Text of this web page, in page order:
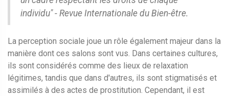
individu" - Revue Internationale du Bien-être.
La perception sociale joue un rôle également majeur dans la
manière dont ces salons sont vus. Dans certaines cultures,
ils sont considérés comme des lieux de relaxation
légitimes, tandis que dans d'autres, ils sont stigmatisés et
assimilés à des actes de prostitution. Cependant, il est